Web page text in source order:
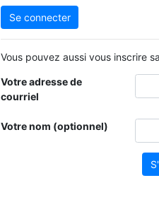
Se connecter
Vous pouvez aussi vous inscrire
Votre adresse de
courriel
Votre nom (optionnel)